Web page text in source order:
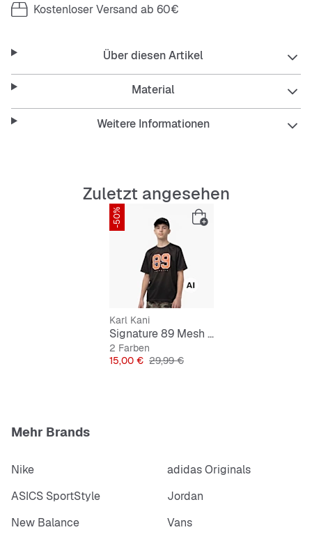
Kostenloser Versand ab 60€
Über diesen Artikel
Material
Weitere Informationen
Zuletzt angesehen
-50%
Karl Kani
Signature 89 Mesh T-Shirt Junior
2 Farben
Preis
15,00 € Originalpreis
29,99 €
Mehr Brands
Nike
adidas Originals
ASICS SportStyle
Jordan
New Balance
Vans